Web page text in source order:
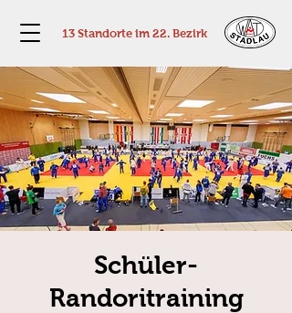
13 Standorte im 22. Bezirk
Schüler-
Randoritraining